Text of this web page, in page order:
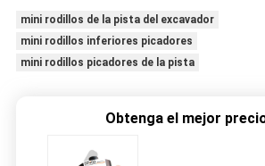
mini rodillos de la pista del excavador
mini rodillos inferiores picadores
mini rodillos picadores de la pista
Obtenga el mejor